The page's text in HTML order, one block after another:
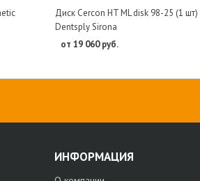
Диск Cercon HT ML disk 98-25 (1 шт)
Dentsply Sirona
от 19 060 руб.
ИНФОРМАЦИЯ